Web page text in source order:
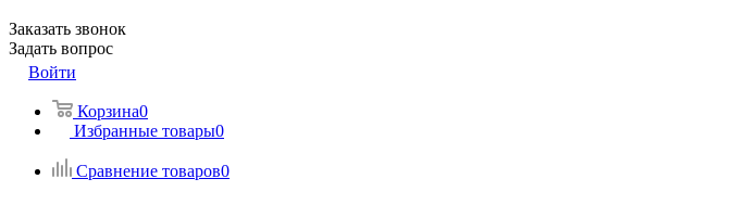
Заказать звонок
Задать вопрос
Войти
Корзина0
Избранные товары0
Сравнение товаров0